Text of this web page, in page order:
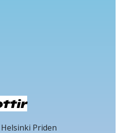
Priden